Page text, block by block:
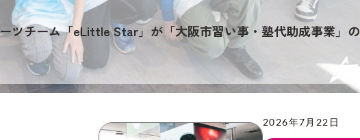
ツチーム「eLittle Star」が「大阪市習い事・塾代助成事業」の
2026年7月22日